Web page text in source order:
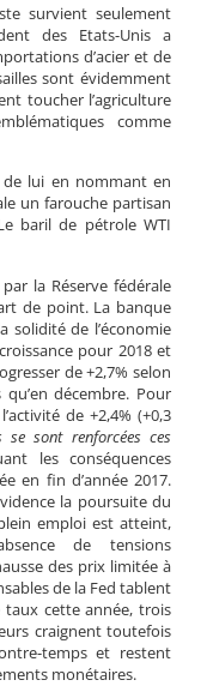
survient seulement
des Etats-Unis a
d’acier et de
sont évidemment
toucher l’agriculture
comme
lui en nommant en
un farouche partisan
baril de pétrole WTI
la Réserve fédérale
de point. La banque
solidité de l’économie
pour 2018 et
de +2,7% selon
décembre. Pour
de +2,4% (+0,3
se sont renforcées ces
les conséquences
en fin d’année 2017.
la poursuite du
emploi est atteint,
de tensions
des prix limitée à
de la Fed tablent
taux cette année, trois
craignent toutefois
temps et restent
monétaires.